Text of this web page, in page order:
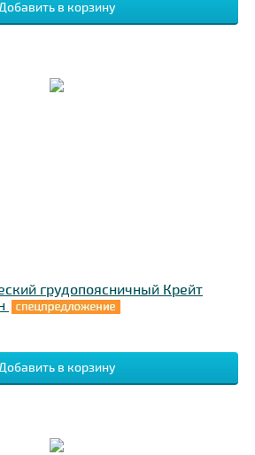
грудопоясничный Крейт